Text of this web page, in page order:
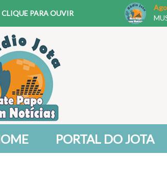
CLIQUE PARA OUVIR
PORTAL DO JOTA